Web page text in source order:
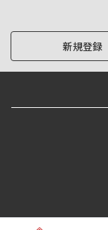
新規登録